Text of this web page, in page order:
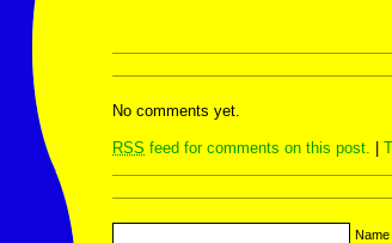
No comments yet.
RSS feed for comments on this post.